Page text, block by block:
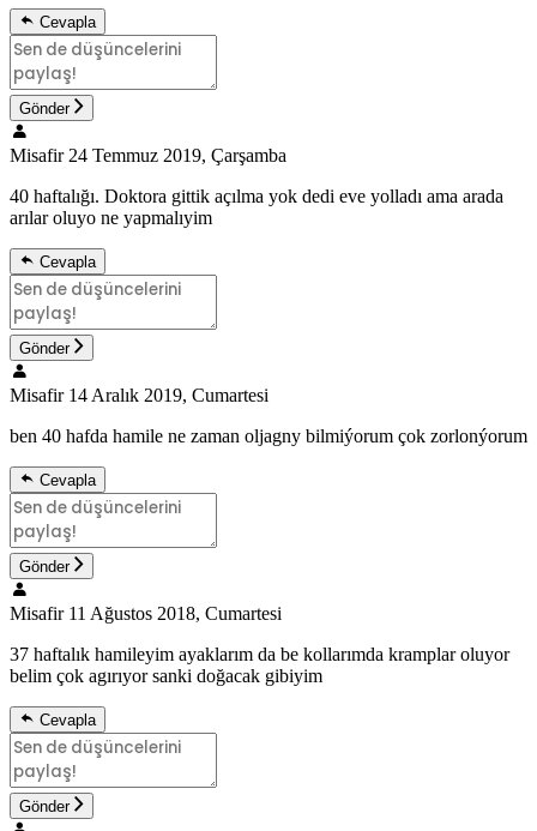
Cevapla
Gönder
Misafir 24 Temmuz 2019, Çarşamba
40 haftalığı. Doktora gittik açılma yok dedi eve yolladı ama arada
arılar oluyo ne yapmalıyim
Cevapla
Gönder
Misafir 14 Aralık 2019, Cumartesi
ben 40 hafda hamile ne zaman oljagny bilmiýorum çok zorlonýorum
Cevapla
Gönder
Misafir 11 Ağustos 2018, Cumartesi
37 haftalık hamileyim ayaklarım da be kollarımda kramplar oluyor
belim çok agırıyor sanki doğacak gibiyim
Cevapla
Gönder